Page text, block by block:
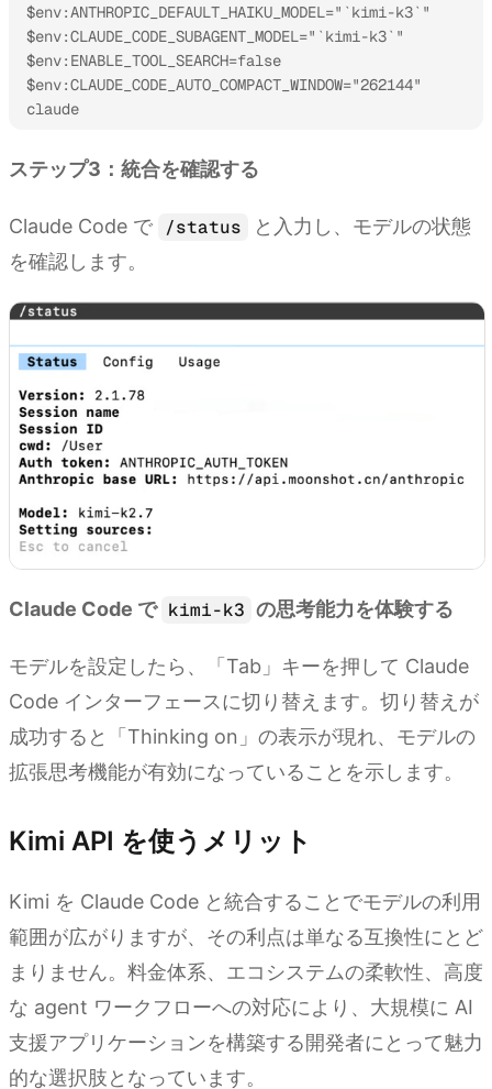
$env:ANTHROPIC_DEFAULT_HAIKU_MODEL="`kimi-k3`"
$env:CLAUDE_CODE_SUBAGENT_MODEL="`kimi-k3`"
$env:ENABLE_TOOL_SEARCH=false
$env:CLAUDE_CODE_AUTO_COMPACT_WINDOW="262144"
claude
ステップ3：統合を確認する
Claude Code で /status
と入力し、モデルの状態
を確認します。
Claude Code で kimi-k3 の思考能力を体験する
モデルを設定したら、「Tab」キーを押して Claude
Code インターフェースに切り替えます。切り替えが
成功すると「Thinking on」の表示が現れ、モデルの
拡張思考機能が有効になっていることを示します。
Kimi API を使うメリット
Kimi を Claude Code と統合することでモデルの利用
範囲が広がりますが、その利点は単なる互換性にとど
まりません。料金体系、エコシステムの柔軟性、高度
な agent ワークフローへの対応により、大規模に AI
支援アプリケーションを構築する開発者にとって魅力
的な選択肢となっています。